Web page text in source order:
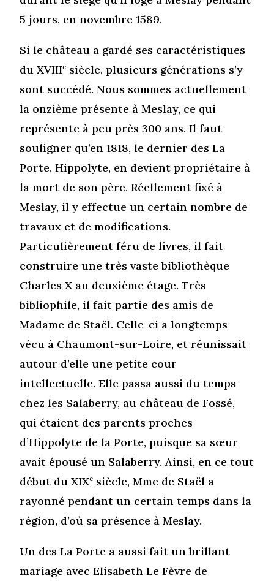
5 jours, en novembre 1589.
Si le château a gardé ses caractéristiques
du XVIIIe siècle, plusieurs générations s’y
sont succédé. Nous sommes actuellement
la onzième présente à Meslay, ce qui
représente à peu près 300 ans. Il faut
souligner qu’en 1818, le dernier des La
Porte, Hippolyte, en devient propriétaire à
la mort de son père. Réellement fixé à
Meslay, il y effectue un certain nombre de
travaux et de modifications.
Particulièrement féru de livres, il fait
construire une très vaste bibliothèque
Charles X au deuxième étage. Très
bibliophile, il fait partie des amis de
Madame de Staël. Celle-ci a longtemps
vécu à Chaumont-sur-Loire, et réunissait
autour d’elle une petite cour
intellectuelle. Elle passa aussi du temps
chez les Salaberry, au château de Fossé,
qui étaient des parents proches
d’Hippolyte de la Porte, puisque sa sœur
avait épousé un Salaberry. Ainsi, en ce tout
début du XIXe siècle, Mme de Staël a
rayonné pendant un certain temps dans la
région, d’où sa présence à Meslay.
Un des La Porte a aussi fait un brillant
mariage avec Elisabeth Le Fèvre de